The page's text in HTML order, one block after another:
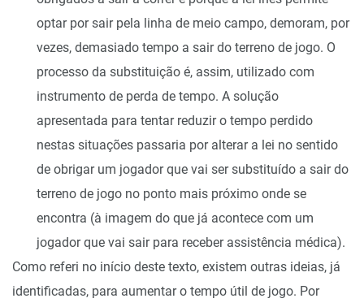
optar por sair pela linha de meio campo, demoram, por
vezes, demasiado tempo a sair do terreno de jogo. O
processo da substituição é, assim, utilizado com
instrumento de perda de tempo. A solução
apresentada para tentar reduzir o tempo perdido
nestas situações passaria por alterar a lei no sentido
de obrigar um jogador que vai ser substituído a sair do
terreno de jogo no ponto mais próximo onde se
encontra (à imagem do que já acontece com um
jogador que vai sair para receber assistência médica).
Como referi no início deste texto, existem outras ideias, já
identificadas, para aumentar o tempo útil de jogo. Por